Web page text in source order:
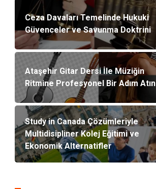
Ceza Davaları Temelinde Hukuki
Güvenceler ve Savunma Doktrini
Ataşehir Gitar Dersi İle Müziğin
Ritmine Profesyonel Bir Adım Atın
Study in Canada Çözümleriyle
Multidisipliner Kolej Eğitimi ve
Ekonomik Alternatifler